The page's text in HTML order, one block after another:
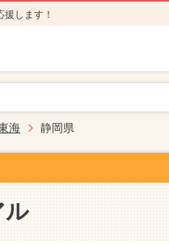
します！
海 静岡県
ル